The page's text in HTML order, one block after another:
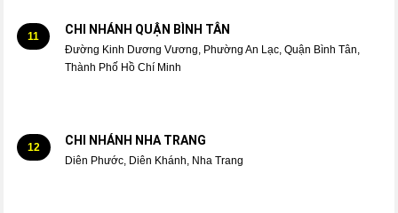
11 CHI NHÁNH QUẬN BÌNH TÂN
Đường Kinh Dương Vương, Phường An Lạc, Quận Bình Tân,
Thành Phố Hồ Chí Minh
12 CHI NHÁNH NHA TRANG
Diên Phước, Diên Khánh, Nha Trang